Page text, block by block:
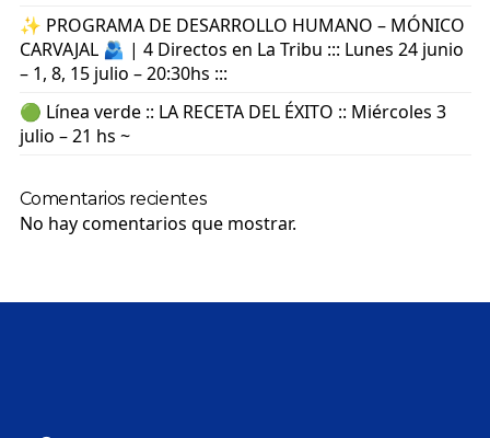
✨ PROGRAMA DE DESARROLLO HUMANO – MÓNICO
CARVAJAL 🫂 | 4 Directos en La Tribu ::: Lunes 24 junio
– 1, 8, 15 julio – 20:30hs :::
🟢 Línea verde :: LA RECETA DEL ÉXITO :: Miércoles 3
julio – 21 hs ~
Comentarios recientes
No hay comentarios que mostrar.